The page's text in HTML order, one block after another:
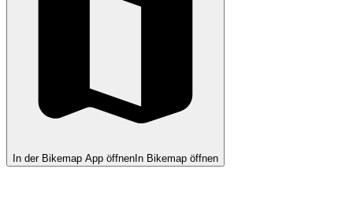
In der Bikemap App öffnen In Bikemap öffnen